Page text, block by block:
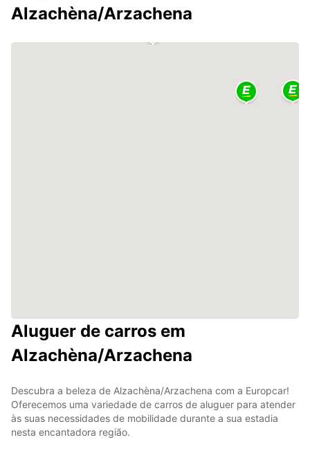
Alzachèna/Arzachena
Aluguer de carros em
Alzachèna/Arzachena
Descubra a beleza de Alzachèna/Arzachena com a Europcar!
Oferecemos uma variedade de carros de aluguer para atender
às suas necessidades de mobilidade durante a sua estadia
nesta encantadora região.